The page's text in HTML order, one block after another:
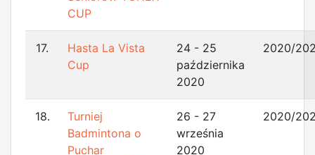
CUP
17.
Hasta La Vista
Cup
24 - 25
października
2020
2020/
18.
Turniej
Badmintona o
Puchar
26 - 27
września
2020
2020/